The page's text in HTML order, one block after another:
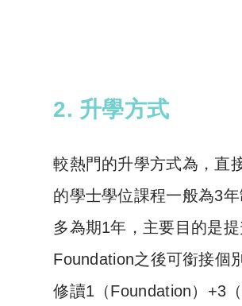
2. 升學方式
較熱門的升學方式為，直
的學士學位課程一般為3
多為期1年，主要目的是
Foundation之後可銜接個
修讀1（Foundation）+3